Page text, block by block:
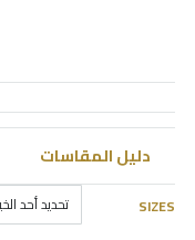
دليل المقاسات
SIZES